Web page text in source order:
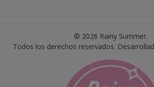
© 2026 Rainy Summer.
Todos los derechos reservados.